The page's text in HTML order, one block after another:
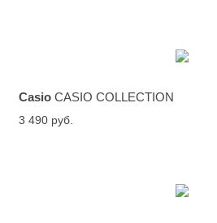
Casio CASIO COLLECTION
3 490 руб.